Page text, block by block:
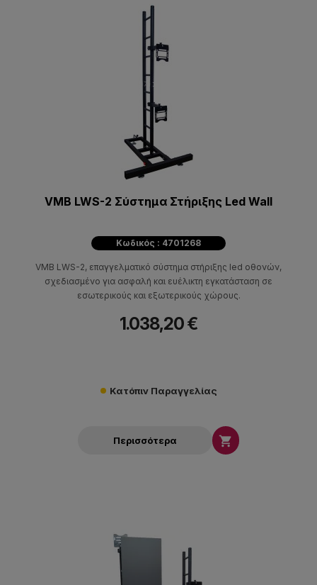
VMB LWS-2 Σύστημα Στήριξης Led Wall
Κωδικός : 4701268
VMB LWS-2, επαγγελματικό σύστημα στήριξης led οθονών,
σχεδιασμένο για ασφαλή και ευέλικτη εγκατάσταση σε
εσωτερικούς και εξωτερικούς χώρους.
1.038,20 €
Κατόπιν Παραγγελίας
Περισσότερα 